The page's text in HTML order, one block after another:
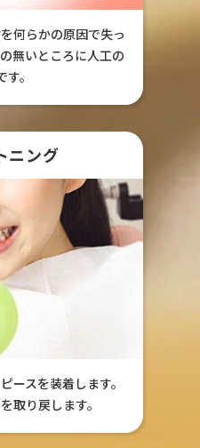
何らかの原因で失っ
無いところに人工の
。
ニング
ースを装着します。
取り戻します。